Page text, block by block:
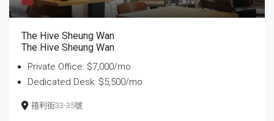
The Hive Sheung Wan
The Hive Sheung Wan
Private Office: $7,000/mo
Dedicated Desk: $5,500/mo
禧利街33-35號